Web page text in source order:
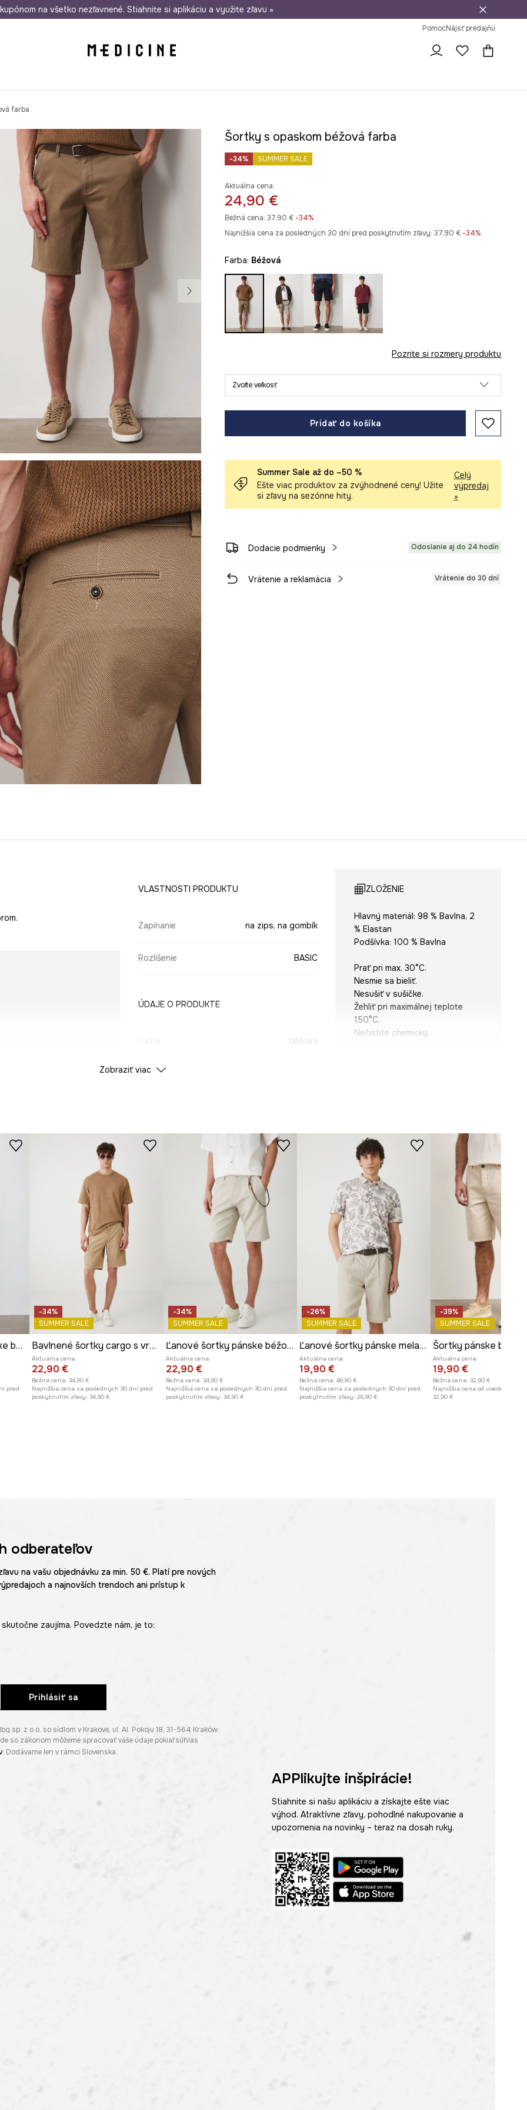
od 50 € Odoslanie aj do 24 hodín 30 dní na vrátenie tovaru
kupónom na všetko nezľavnené. Stiahnite si aplikáciu a využite zľavu »
PomocNájsť predajňu
farba
Šortky s opaskom béžová farba
-34% SUMMER SALE
Aktuálna cena:
24,90 €
Bežná cena: 37,90 €-34%
Najnižšia cena za posledných 30 dní pred poskytnutím zľavy: 37,90 € -34%
Farba: béžová
Pozrite si rozmery produktu
Zvoľte veľkosť
Pridať do košíka
Summer Sale až do –50 %
Ešte viac produktov za zvýhodnené ceny! Užite
si zľavy na sezónne hity.
Celý
výpredaj
»
Dodacie podmienky Odoslanie aj do 24 hodín
Vrátenie a reklamácia Vrátenie do 30 dní
VLASTNOSTI PRODUKTU
Zapínanie na zips, na gombík
Rozlíšenie BASIC
ÚDAJE O PRODUKTE
béžová
ID produktu
ZLOŽENIE
Hlavný materiál: 98 % Bavlna, 2
% Elastan
Podšívka: 100 % Bavlna
Prať pri max. 30°C.
Nesmie sa bieliť.
Nesušiť v sušičke.
Žehliť pri maximálnej teplote
150°C.
Nečistite chemicky.
Pozrite si rozmery produktu
Zobraziť viac
Teplákové šortky pánske bavlnené
pred
-34%
SUMMER SALE
Bavlnené šortky cargo s vreckami béžová farba
Aktuálna cena:
22,90 €
Bežná cena: 34,90 €
Najnižšia cena za posledných 30 dní pred
poskytnutím zľavy: 34,90 €
-34%
SUMMER SALE
Ľanové šortky pánske béžová farba
Aktuálna cena:
22,90 €
Bežná cena: 34,90 €
Najnižšia cena za posledných 30 dní pred
poskytnutím zľavy: 34,90 €
-26%
SUMMER SALE
Ľanové šortky pánske melanžové béžová farba
Aktuálna cena:
19,90 €
Bežná cena: 49,90 €
Najnižšia cena za posledných 30 dní pred
poskytnutím zľavy: 26,90 €
-39%
SUMMER SALE
Aktuálna cena:
19,90 €
Bežná cena: 32,90 €
Najnižšia cena od uvedenia do
32,90 €
odberateľov
na vašu objednávku za min. 50 €. Platí pre nových
a najnovších trendoch ani prístup k
zaujíma. Povedzte nám, je to:
Prihlásiť sa
z o.o. so sídlom v Krakove, ul. Al. Pokoju 18, 31-564 Kraków.
so zákonom môžeme spracovať vaše údaje pokiaľ súhlas
. Dodávame len v rámci Slovenska.
APPlikujte inšpirácie!
Stiahnite si našu aplikáciu a získajte ešte viac
výhod. Atraktívne zľavy, pohodlné nakupovanie a
upozornenia na novinky – teraz na dosah ruky.